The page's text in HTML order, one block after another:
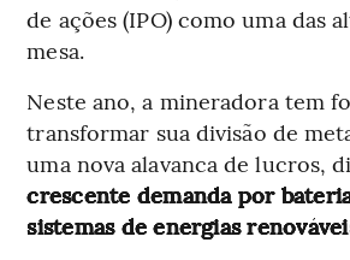
de ações (IPO) como uma das
mesa.
Neste ano, a mineradora tem
transformar sua divisão de
uma nova alavanca de lucros,
crescente demanda por
sistemas de energias